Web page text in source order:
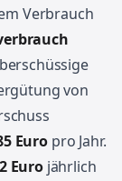
Verbrauch
von
Europro Jahr.
Eurojährlich